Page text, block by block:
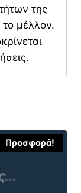
της
το μέλλον.
Προσφορά!